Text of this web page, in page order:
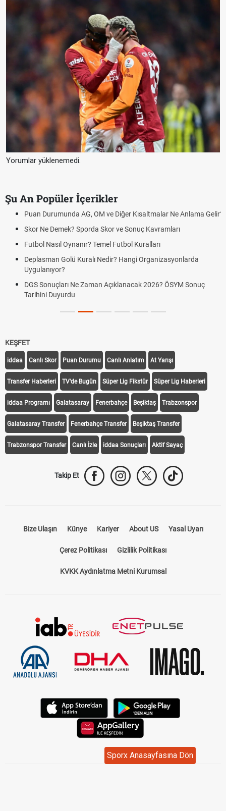
Yorumlar yüklenemedi.
Sporx Anasayfasına Dön
Şu An Popüler İçerikler
Puan Durumunda AG, OM ve Diğer Kısaltmalar Ne Anlama Gelir?
Skor Ne Demek? Sporda Skor ve Sonuç Kavramları
Futbol Nasıl Oynanır? Temel Futbol Kuralları
Deplasman Golü Kuralı Nedir? Hangi Organizasyonlarda
Uygulanıyor?
DGS Sonuçları Ne Zaman Açıklanacak 2026? ÖSYM Sonuç
Tarihini Duyurdu
KEŞFET
iddaa Canlı Skor Puan Durumu Canlı Anlatım At Yarışı
Transfer Haberleri TV'de Bugün Süper Lig Fikstür Süper Lig Haberleri
iddaa Programı Galatasaray Fenerbahçe Beşiktaş Trabzonspor
Galatasaray Transfer Fenerbahçe Transfer Beşiktaş Transfer
Trabzonspor Transfer Canlı İzle iddaa Sonuçları Aktif Sayaç
Takip Et
Bize Ulaşın Künye Kariyer About US Yasal Uyarı
Çerez Politikası Gizlilik Politikası
KVKK Aydınlatma Metni Kurumsal